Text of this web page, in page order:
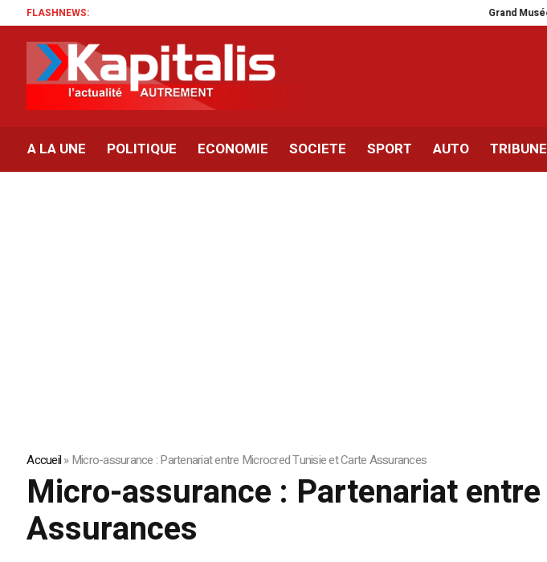
FLASHNEWS: Grand Musée
A LA UNE POLITIQUE ECONOMIE SOCIETE SPORT AUTO TRIBUNE
Accueil»Micro-assurance : Partenariat entre Microcred Tunisie et Carte Assurances
Micro-assurance : Partenariat
Assurances